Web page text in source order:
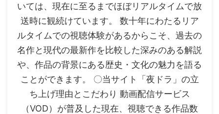
いては、現在に至るまでほぼリアルタイムで放
送時に観続けています。 数十年にわたるリア
ルタイムでの視聴体験があるからこそ、過去の
名作と現代の最新作を比較した深みのある解説
や、作品の背景にある歴史・文化の魅力を語る
ことができます。 〇当サイト「夜ドラ」の立
ち上げ理由とこだわり 動画配信サービス
（VOD）が普及した現在、視聴できる作品数